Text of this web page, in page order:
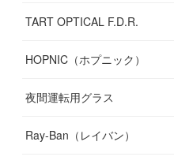
TART OPTICAL F.D.R.
HOPNIC（ホプニック）
夜間運転用グラス
Ray-Ban（レイバン）